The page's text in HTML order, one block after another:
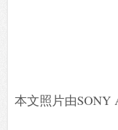
本文照片由SONY